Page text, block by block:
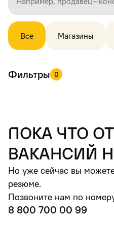
Все Магазины
Фильтры 0
пока что
вакансий
Но уже сейчас вы
резюме.
Позвоните нам по
8 800 700 00 99